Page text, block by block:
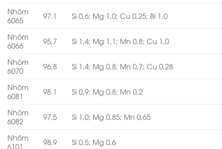
Nhôm
6065
97.1 Si 0,6; Mg 1,0; Cu 0,25; Bi 1.0
Nhôm
6066
95,7 Si 1,4; Mg 1,1; Mn 0,8; Cu 1,0
Nhôm
6070
96,8 Si 1,4; Mg 0,8; Mn 0,7; Cu 0,28
Nhôm
6081
98.1 Si 0,9; Mg 0,8; Mn 0,2
Nhôm
6082
97,5 Si 1,0; Mg 0,85; Mn 0,65
Nhôm
6101
98,9 Si 0,5; Mg 0,6